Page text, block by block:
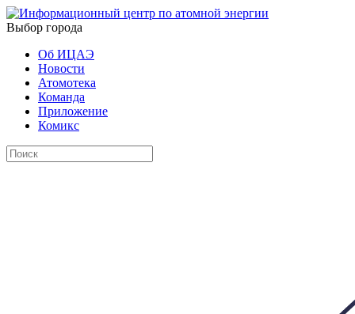
Выбор города
Об ИЦАЭ
Новости
Атомотека
Команда
Приложение
Комикс